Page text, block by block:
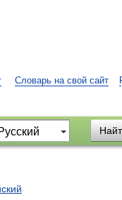
Словарь на свой сайт